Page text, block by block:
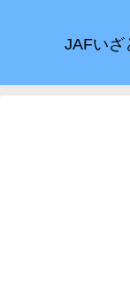
JAFいざ